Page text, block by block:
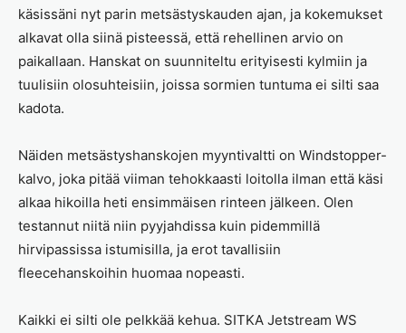
käsissäni nyt parin metsästyskauden ajan, ja kokemukset
alkavat olla siinä pisteessä, että rehellinen arvio on
paikallaan. Hanskat on suunniteltu erityisesti kylmiin ja
tuulisiin olosuhteisiin, joissa sormien tuntuma ei silti saa
kadota.
Näiden metsästyshanskojen myyntivaltti on Windstopper-
kalvo, joka pitää viiman tehokkaasti loitolla ilman että käsi
alkaa hikoilla heti ensimmäisen rinteen jälkeen. Olen
testannut niitä niin pyyjahdissa kuin pidemmillä
hirvipassissa istumisilla, ja erot tavallisiin
fleecehanskoihin huomaa nopeasti.
Kaikki ei silti ole pelkkää kehua. SITKA Jetstream WS